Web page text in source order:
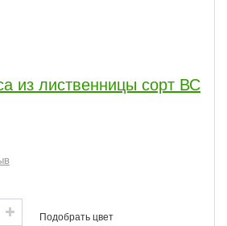
из лиственницы сорт ВС